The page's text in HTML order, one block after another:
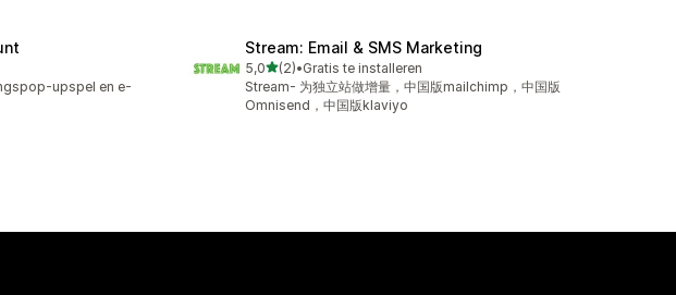
upspel en e-
Stream: Email & SMS Marketing
5,0van 5 sterren
(2)
2 recensies in totaal
•Gratis te installeren
Stream- 为独立站做增量，中国版mailchimp，中国版
Omnisend，中国版klaviyo